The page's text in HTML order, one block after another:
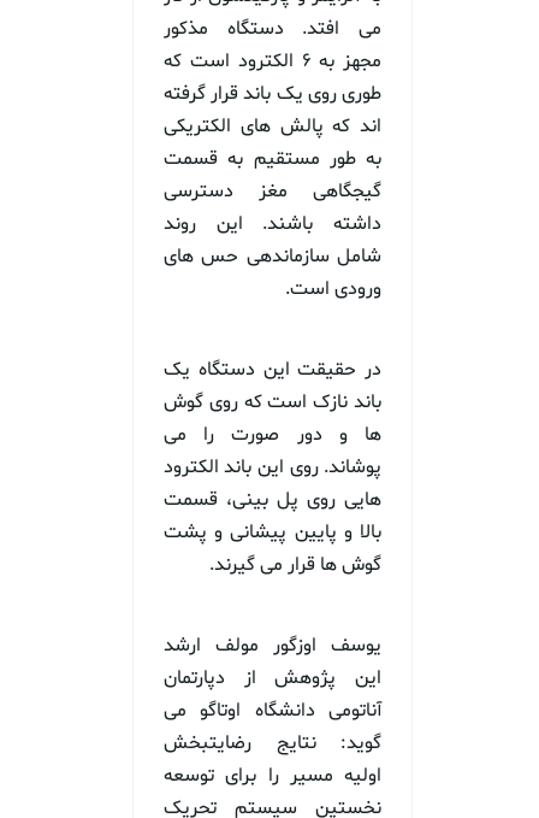
می افتد. دستگاه مذکور
مجهز به ۶ الکترود است که
طوری روی یک باند قرار گرفته
اند که پالش های الکتریکی
به طور مستقیم به قسمت
گیجگاهی مغز دسترسی
داشته باشند. این روند
شامل سازماندهی حس های
ورودی است.
در حقیقت این دستگاه یک
باند نازک است که روی گوش
ها و دور صورت را می
پوشاند. روی این باند الکترود
هایی روی پل بینی، قسمت
بالا و پایین پیشانی و پشت
گوش ها قرار می گیرند.
یوسف اوزگور مولف ارشد
این پژوهش از دپارتمان
آناتومی دانشگاه اوتاگو می
گوید: نتایج رضایتبخش
اولیه مسیر را برای توسعه
نخستین سیستم تحریک